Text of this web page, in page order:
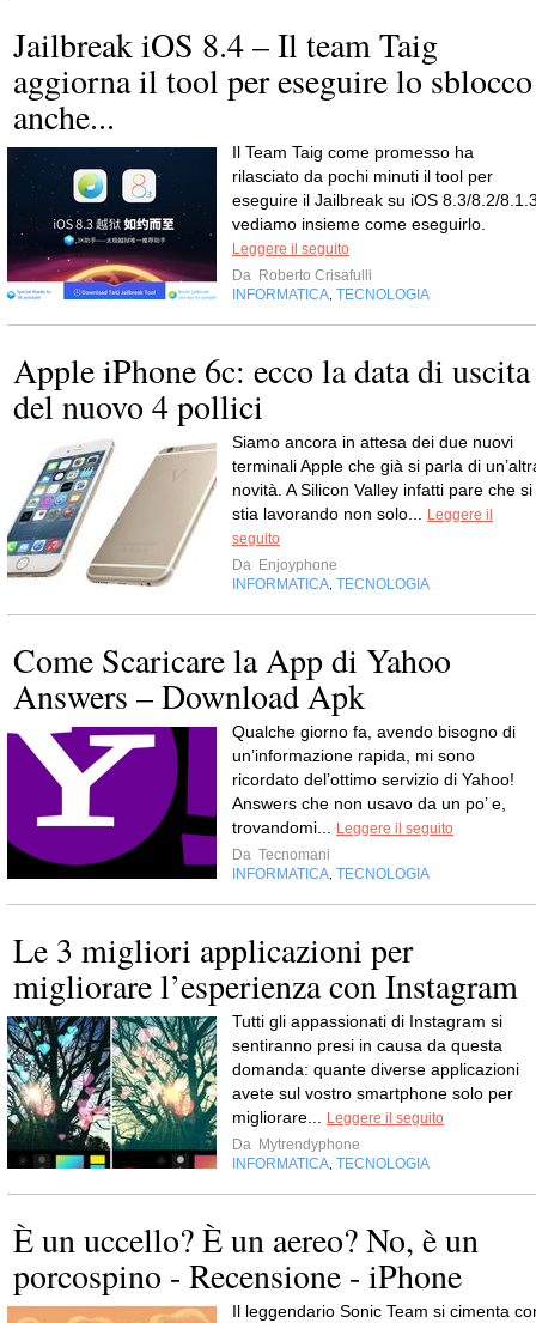
Jailbreak iOS 8.4 – Il team Taig
aggiorna il tool per eseguire lo sblocco
anche...
Il Team Taig come promesso ha
rilasciato da pochi minuti il tool per
eseguire il Jailbreak su iOS 8.3/8.2/
vediamo insieme come eseguirlo.
Leggere il seguito
Da Roberto Crisafulli
INFORMATICA, TECNOLOGIA
Apple iPhone 6c: ecco la data di uscita
del nuovo 4 pollici
Siamo ancora in attesa dei due nuovi
terminali Apple che già si parla di
novità. A Silicon Valley infatti pare che si
stia lavorando non solo... Leggere il
seguito
Da Enjoyphone
INFORMATICA, TECNOLOGIA
Come Scaricare la App di Yahoo
Answers – Download Apk
Qualche giorno fa, avendo bisogno di
un’informazione rapida, mi sono
ricordato del’ottimo servizio di Yahoo!
Answers che non usavo da un po’ e,
trovandomi... Leggere il seguito
Da Tecnomani
INFORMATICA, TECNOLOGIA
Le 3 migliori applicazioni per
migliorare l’esperienza con Instagram
Tutti gli appassionati di Instagram si
sentiranno presi in causa da questa
domanda: quante diverse applicazioni
avete sul vostro smartphone solo per
migliorare... Leggere il seguito
Da Mytrendyphone
INFORMATICA, TECNOLOGIA
È un uccello? È un aereo? No, è un
porcospino - Recensione - iPhone
Il leggendario Sonic Team si cimenta